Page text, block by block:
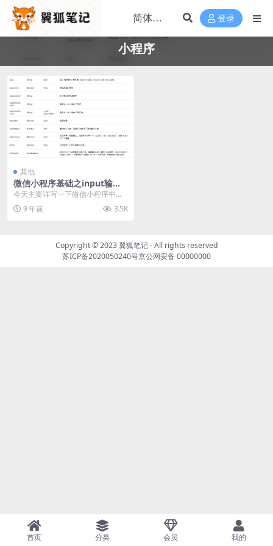
登录
小程序
其他
微信小程序基础之input输入
框控件
今天主要详写一下微信小程序中的I
nput输入框控件，输入框在程序中
是最常见的，登...
9 年前 3.5K
Copyright © 2023翼狐笔记- All rights reserved
苏ICP备2020050240号京公网安备 00000000
首页 分类 会员 我的